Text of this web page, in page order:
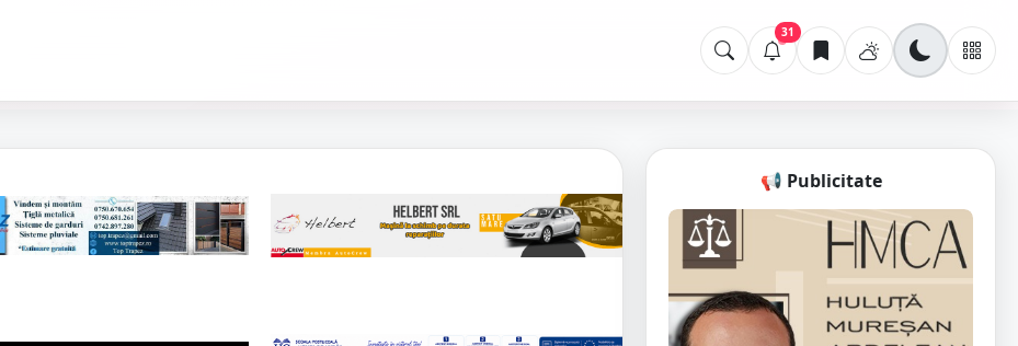
31
📢 Publicitate